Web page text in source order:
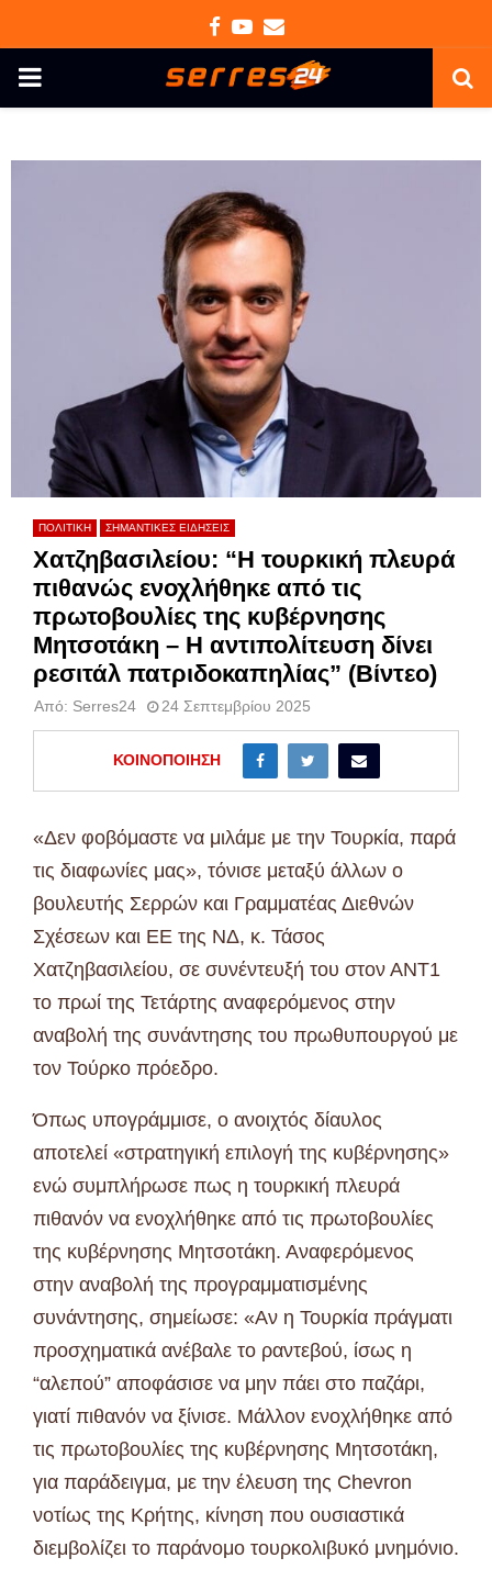
Facebook
Youtube
Email
PRIMARY
ΠΟΛΙΤΙΚΗ ΣΗΜΑΝΤΙΚΕΣ ΕΙΔΗΣΕΙΣ
Χατζηβασιλείου: “Η τουρκική πλευρά
πιθανώς ενοχλήθηκε από τις
πρωτοβουλίες της κυβέρνησης
Μητσοτάκη – Η αντιπολίτευση δίνει
ρεσιτάλ πατριδοκαπηλίας” (Βίντεο)
Από: Serres24 24 Σεπτεμβρίου 2025
ΚΟΙΝΟΠΟΊΗΣΗ
«Δεν φοβόμαστε να μιλάμε με την Τουρκία, παρά
τις διαφωνίες μας», τόνισε μεταξύ άλλων ο
βουλευτής Σερρών και Γραμματέας Διεθνών
Σχέσεων και ΕΕ της ΝΔ, κ. Τάσος
Χατζηβασιλείου, σε συνέντευξή του στον ΑΝΤ1
το πρωί της Τετάρτης αναφερόμενος στην
αναβολή της συνάντησης του πρωθυπουργού με
τον Τούρκο πρόεδρο.
Όπως υπογράμμισε, ο ανοιχτός δίαυλος
αποτελεί «στρατηγική επιλογή της κυβέρνησης»
ενώ συμπλήρωσε πως η τουρκική πλευρά
πιθανόν να ενοχλήθηκε από τις πρωτοβουλίες
της κυβέρνησης Μητσοτάκη. Αναφερόμενος
στην αναβολή της προγραμματισμένης
συνάντησης, σημείωσε: «Αν η Τουρκία πράγματι
προσχηματικά ανέβαλε το ραντεβού, ίσως η
“αλεπού” αποφάσισε να μην πάει στο παζάρι,
γιατί πιθανόν να ξίνισε. Μάλλον ενοχλήθηκε από
τις πρωτοβουλίες της κυβέρνησης Μητσοτάκη,
για παράδειγμα, με την έλευση της Chevron
νοτίως της Κρήτης, κίνηση που ουσιαστικά
διεμβολίζει το παράνομο τουρκολιβυκό μνημόνιο.